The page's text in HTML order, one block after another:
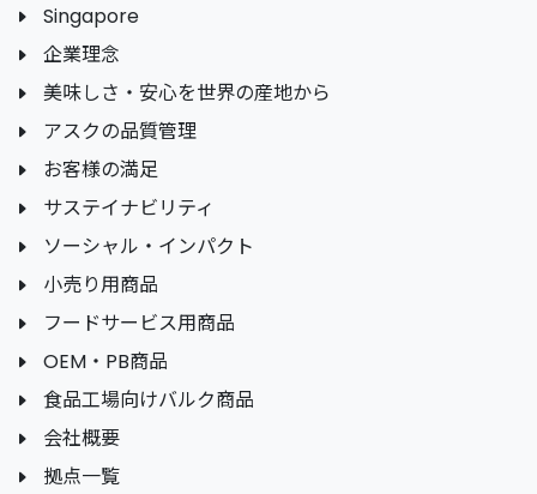
Singapore
企業理念
美味しさ・安心を世界の産地から
アスクの品質管理
お客様の満足
サステイナビリティ
ソーシャル・インパクト
小売り用商品
フードサービス用商品
OEM・PB商品
食品工場向けバルク商品
会社概要
拠点一覧